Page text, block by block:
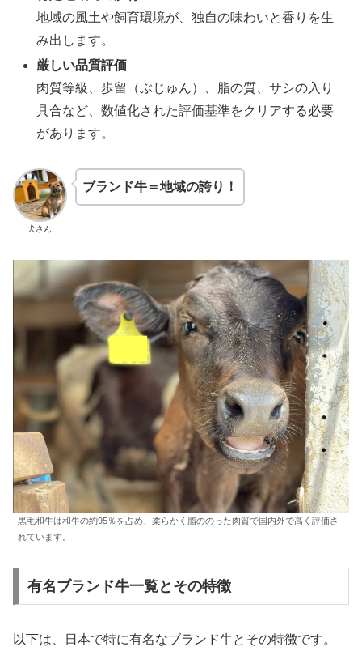
地域の風土や飼育環境が、独自の味わいと香りを生
み出します。
厳しい品質評価
肉質等級、歩留（ぶじゅん）、脂の質、サシの入り
具合など、数値化された評価基準をクリアする必要
があります。
犬さん
ブランド牛＝地域の誇り！
黒毛和牛は和牛の約95％を占め、柔らかく脂ののった肉質で国内外で高く評価さ
れています。
有名ブランド牛一覧とその特徴
以下は、日本で特に有名なブランド牛とその特徴です。